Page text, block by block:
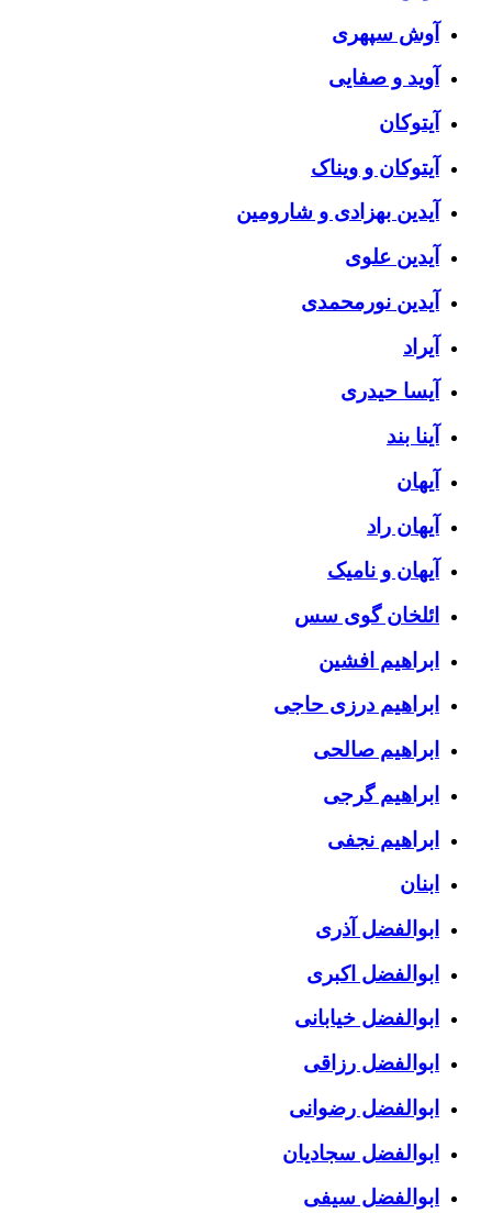
آوش سپهری
آوید و صفایی
آیتوکان
آیتوکان و ویناک
آیدین بهزادی و شارومین
آیدین علوی
آیدین نورمحمدی
آیراد
آیسا حیدری
آینا بند
آیهان
آیهان راد
آیهان و نامیک
ائلخان گوی سس
ابراهیم افشین
ابراهیم درزی حاجی
ابراهیم صالحی
ابراهیم گرجی
ابراهیم نجفی
ابنان
ابوالفضل آذری
ابوالفضل اکبری
ابوالفضل خیابانی
ابوالفضل رزاقی
ابوالفضل رضوانی
ابوالفضل سجادیان
ابوالفضل سیفی